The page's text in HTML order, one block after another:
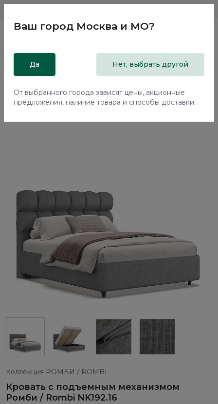
Главная
Кровати
Кровать с подъемным механизмом Ромби / Rombi
Коллекция РОМБИ / ROMBI
Кровать с подъемным механизмом
Ромби / Rombi NK192.16
Ваш город Москва и МО?
Да Нет, выбрать другой
От выбранного города зависят цены, акционные
предложения, наличие товара и способы доставки.